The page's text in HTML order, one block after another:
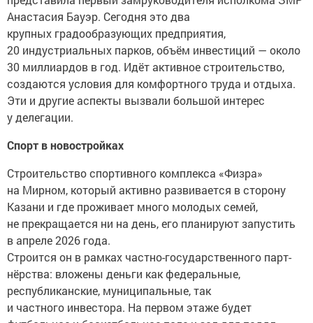
Анастасия Бауэр. Сегодня это два
крупных градообразующих предприятия,
20 индустриальных парков, объём инвестиций — около
30 миллиардов в год. Идёт активное строительство,
создаются условия для комфортного труда и отдыха.
Эти и другие аспекты вызвали большой интерес
у делегации.
Спорт в новостройках
Строительство спортивного комплекса «Физра»
на Мирном, который активно развивается в сторону
Казани и где проживает много молодых семей,
не прекращается ни на день, его планируют запустить
в апреле 2026 года.
Строится он в рамках частно-государственного парт-
нёрства: вложены деньги как федеральные,
республиканские, муниципальные, так
и частного инвестора. На первом этаже будет